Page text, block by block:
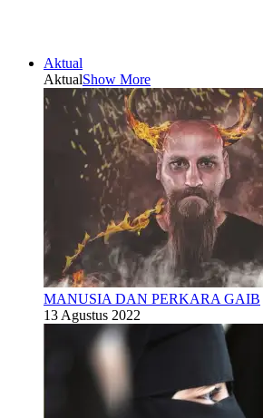
Aktual
AktualShow More
MANUSIA DAN PERKARA GAIB
13 Agustus 2022